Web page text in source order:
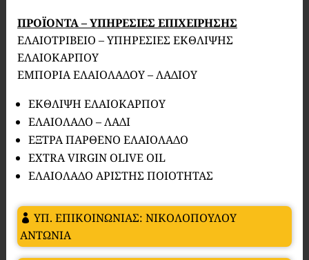
ΠΡΟΪΟΝΤΑ – ΥΠΗΡΕΣΙΕΣ ΕΠΙΧΕΙΡΗΣΗΣ
ΕΛΑΙΟΤΡΙΒΕΙΟ – ΥΠΗΡΕΣΙΕΣ ΕΚΘΛΙΨΗΣ
ΕΛΑΙΟΚΑΡΠΟΥ
ΕΜΠΟΡΙΑ ΕΛΑΙΟΛΑΔΟΥ – ΛΑΔΙΟΥ
ΕΚΘΛΙΨΗ ΕΛΑΙΟΚΑΡΠΟΥ
ΕΛΑΙΟΛΑΔΟ – ΛΑΔΙ
ΕΞΤΡΑ ΠΑΡΘΕΝΟ ΕΛΑΙΟΛΑΔΟ
EXTRA VIRGIN OLIVE OIL
ΕΛΑΙΟΛΑΔΟ ΑΡΙΣΤΗΣ ΠΟΙΟΤΗΤΑΣ
ΥΠ. ΕΠΙΚΟΙΝΩΝΙΑΣ: ΝΙΚΟΛΟΠΟΥΛΟΥ
ΑΝΤΩΝΙΑ